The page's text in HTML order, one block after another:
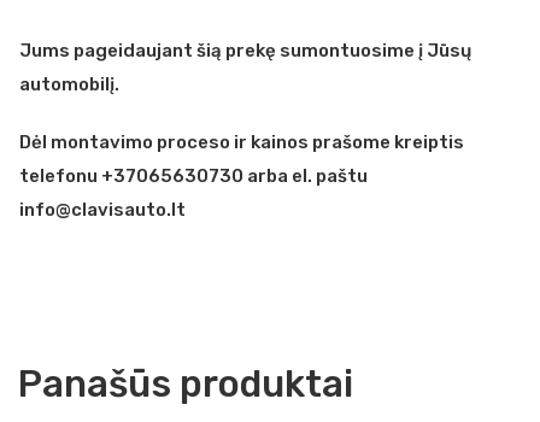
Jums pageidaujant šią prekę sumontuosime į Jūsų
automobilį.
Dėl montavimo proceso ir kainos prašome kreiptis
telefonu +37065630730 arba el. paštu
info@clavisauto.lt
Panašūs produktai